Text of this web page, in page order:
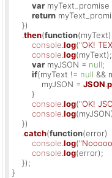
var myText_promise
return
    })
then(function(myText
console log("OK!
console log(myText);
var myJSON = null;
if(myText != null &&
            myJSON =
JSON
        }
console log("OK!
console log
    })
catch(function(error)
console log(
console log(error);
    });
}